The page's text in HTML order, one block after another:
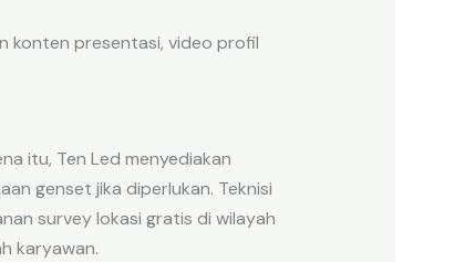
konten presentasi, video profil
itu, Ten Led menyediakan
genset jika diperlukan. Teknisi
survey lokasi gratis di wilayah
karyawan.